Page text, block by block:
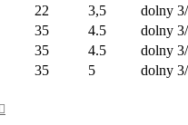
22 3,5
dolny
35 4.5
dolny
35 4.5
dolny
35 5
dolny